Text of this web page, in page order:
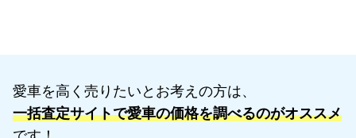
愛車を高く売りたいとお考えの方は、
一括査定サイトで愛車の価格を調べるのがオススメ